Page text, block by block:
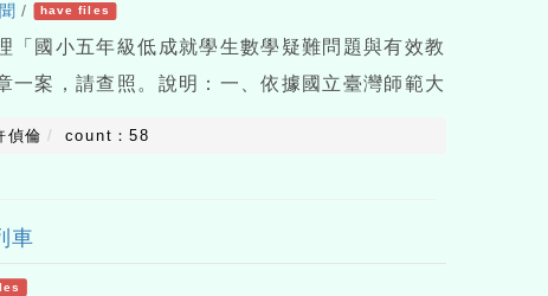
/ have files
「國小五年級低成就學生數學疑難問題與有效教
一案，請查照。說明：一、依據國立臺灣師範大
偵倫 count：58
車